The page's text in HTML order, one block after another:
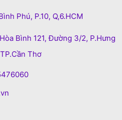
Phú, P.10, Q,6.HCM
Bình 121, Đường 3/2, P.Hưng
Thơ